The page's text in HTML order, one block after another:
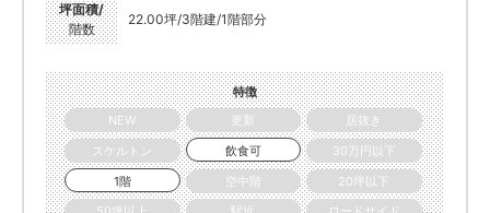
坪面積/
階数
22.00坪/3階建/1階部分
特徴
NEW
更新
居抜き
スケルトン
飲食可
30万円以下
1階
空中階
20坪以下